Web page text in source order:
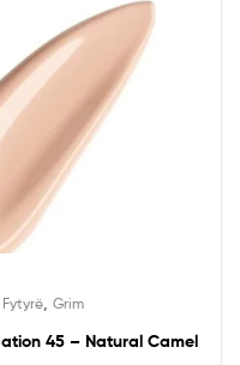
Fytyrë, Grim
45 – Natural Camel